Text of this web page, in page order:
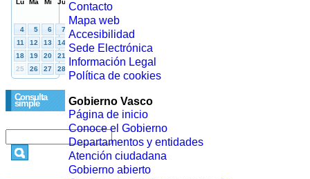
Consulta
simple
Contacto
Mapa web
Accesibilidad
Sede Electrónica
Información Legal
Política de cookies
Gobierno Vasco
Página de inicio
Conoce el Gobierno
Departamentos y entidades
Atención ciudadana
Gobierno abierto